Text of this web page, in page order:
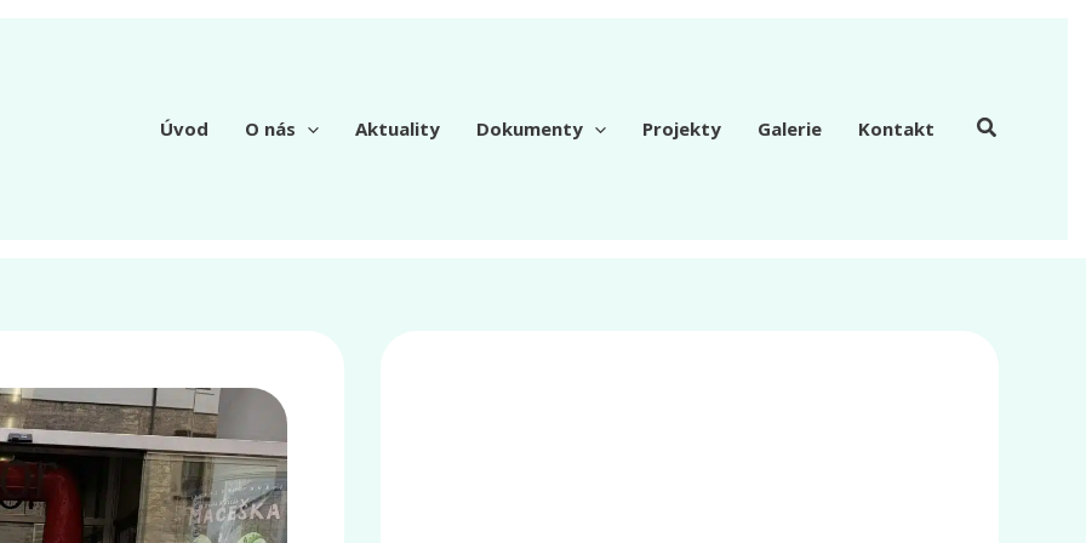
Úvod O nás Aktuality Dokumenty Projekty Galerie Kontakt